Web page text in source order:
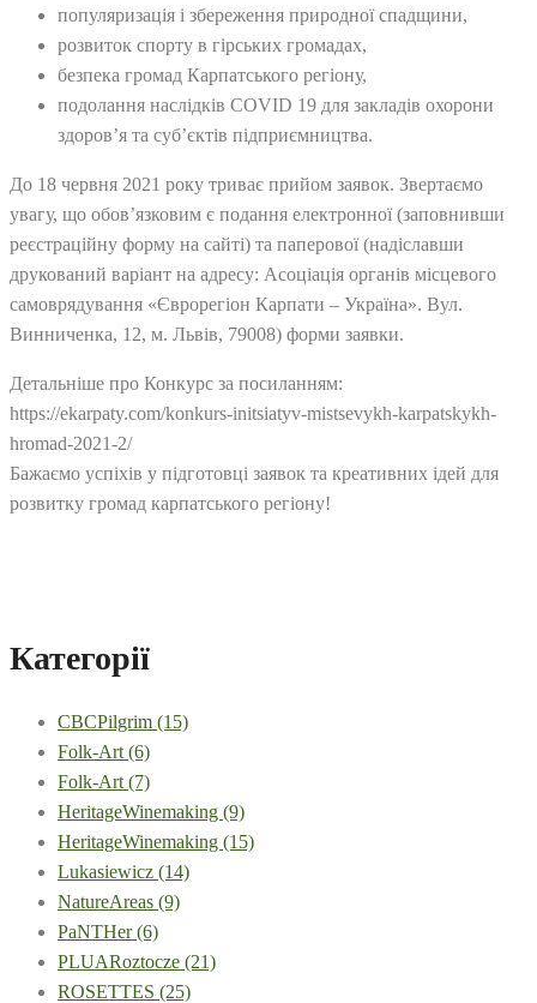
популяризація і збереження природної спадщини,
розвиток спорту в гірських громадах,
безпека громад Карпатського регіону,
подолання наслідків COVID 19 для закладів охорони
здоров’я та суб’єктів підприємництва.
До 18 червня 2021 року триває прийом заявок. Звертаємо
увагу, що обов’язковим є подання електронної (заповнивши
реєстраційну форму на сайті) та паперової (надіславши
друкований варіант на адресу: Асоціація органів місцевого
самоврядування «Єврорегіон Карпати – Україна». Вул.
Винниченка, 12, м. Львів, 79008) форми заявки.
Детальніше про Конкурс за посиланням:
https://ekarpaty.com/konkurs-initsiatyv-mistsevykh-karpatskykh-
hromad-2021-2/
Бажаємо успіхів у підготовці заявок та креативних ідей для
розвитку громад карпатського регіону!
Категорії
CBCPilgrim (15)
Folk-Art (6)
Folk-Art (7)
HeritageWinemaking (9)
HeritageWinemaking (15)
Lukasiewicz (14)
NatureAreas (9)
PaNTHer(6)
PLUARoztocze (21)
ROSETTES (25)